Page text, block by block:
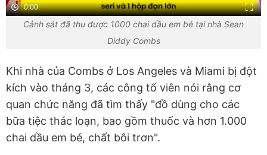
0:00
Cảnh sát đã thu được 1000 chai dầu em bé tại nhà Sean
Diddy Combs
Khi nhà của Combs ở Los Angeles và Miami bị đột
kích vào tháng 3, các công tố viên nói rằng cơ
quan chức năng đã tìm thấy "đồ dùng cho các
bữa tiệc thác loạn, bao gồm thuốc và hơn 1.000
chai dầu em bé, chất bôi trơn".